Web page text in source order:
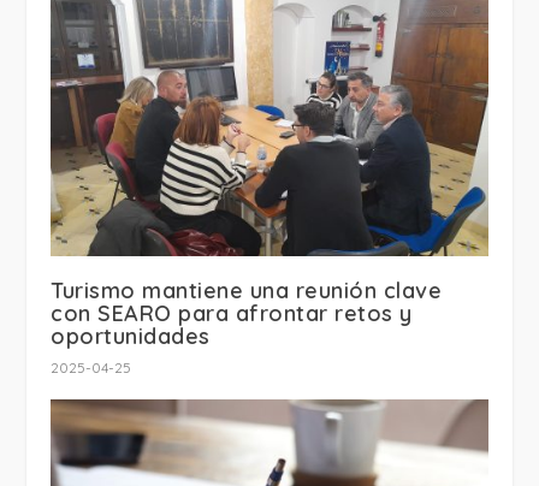
Turismo mantiene una reunión clave
con SEARO para afrontar retos y
oportunidades
2025-04-25